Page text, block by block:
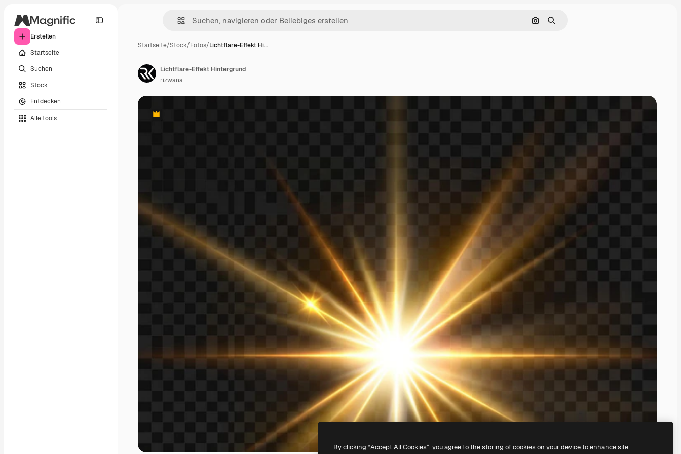
Erstellen
Startseite
Suchen
Stock
Entdecken
Alle tools
Nach Bild suchen
Suchen
Startseite/Stock/Fotos/Lichtflare-Effekt Hi…
Premium
Lichtflare-Effekt Hintergrund
rizwana
By clicking “Accept All Cookies”, you agree to the storing of cookies on your device to enhance site